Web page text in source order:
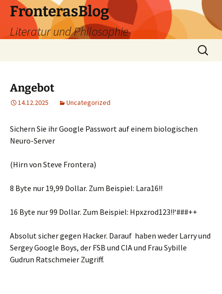
Zum
Inhalt
springen
FronterasBlog
Literatur und Philosophie
Suche
nach:
Angebot
14.12.2025 Uncategorized
Sichern Sie ihr Google Passwort auf einem biologischen
Neuro-Server
(Hirn von Steve Frontera)
8 Byte nur 19,99 Dollar. Zum Beispiel: Lara16!!
16 Byte nur 99 Dollar. Zum Beispiel: Hpxzrod123!!‘###++
Absolut sicher gegen Hacker. Darauf haben weder Larry und
Sergey Google Boys, der FSB und CIA und Frau Sybille
Gudrun Ratschmeier Zugriff.